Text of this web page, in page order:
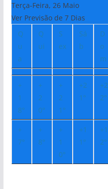
Terça-Feira, 26 Maio
Ver Previsão de 7 Dias
Q
u
a
Q
ui
S
ex
Sá
b
D
o
m
+
1
8°
+
2
0°
+
2
1°
+2
1°
+2
2°
+
7°
+
8°
+
1
0°
+1
1°
+1
2°